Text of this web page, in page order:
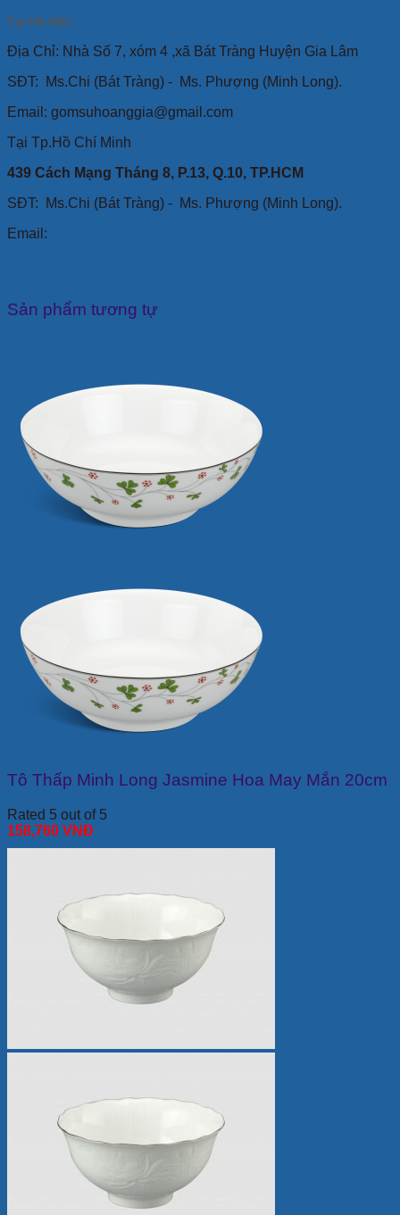
Tại Hà Nội:
Địa Chỉ: Nhà Số 7, xóm 4 ,xã Bát Tràng Huyện Gia Lâm
SĐT:
Ms.Chi (Bát Tràng) - Ms. Phượng (Minh Long).
Email: gomsuhoanggia@gmail.com
Tại Tp.Hồ Chí Minh
439 Cách Mạng Tháng 8, P.13, Q.10, TP.HCM
SĐT: Ms.Chi (Bát Tràng) - Ms. Phượng (Minh Long).
Email:
Sản phẩm tương tự
Tô Thấp Minh Long Jasmine Hoa May Mắn 20cm
Rated 5 out of 5
158,760 VNĐ